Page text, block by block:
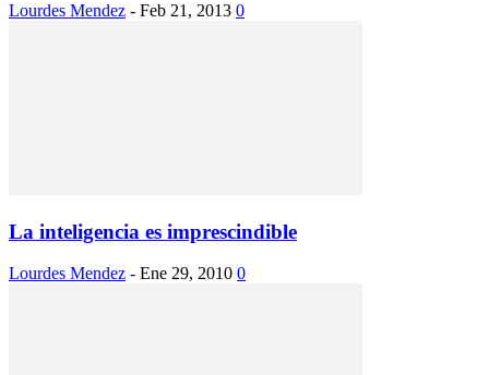
Lourdes Mendez - Feb 21, 2013 0
La inteligencia es imprescindible
Lourdes Mendez - Ene 29, 2010 0